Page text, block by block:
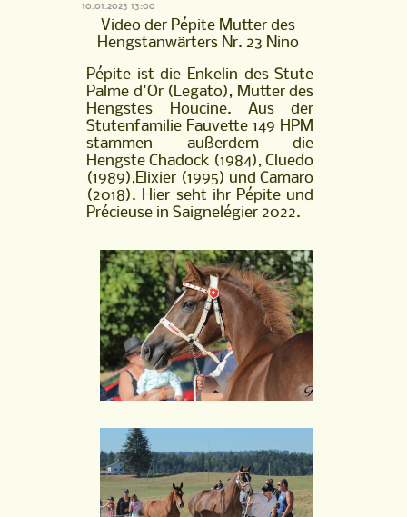
Hengstanwärters
Nr.
23
Nino
10.01.2023 13:00
Video der Pépite Mutter des
Hengstanwärters Nr. 23 Nino
Pépite ist die Enkelin des Stute
Palme d'Or (Legato), Mutter des
Hengstes Houcine. Aus der
Stutenfamilie Fauvette 149 HPM
stammen außerdem die
Hengste Chadock (1984), Cluedo
(1989),Elixier (1995) und Camaro
(2018). Hier seht ihr Pépite und
Précieuse in Saignelégier 2022.